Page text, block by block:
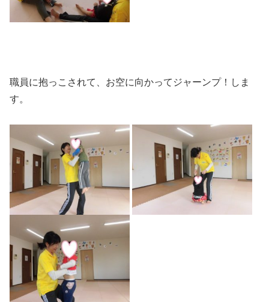
職員に抱っこされて、お空に向かってジャーンプ！しま
す。